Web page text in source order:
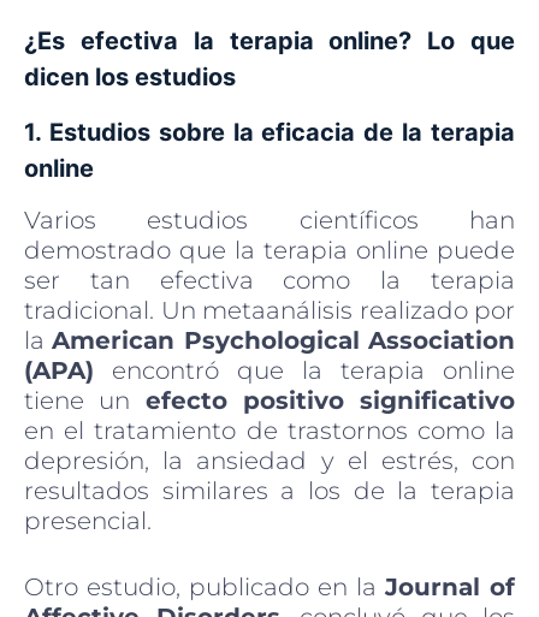
¿Es efectiva la terapia online? Lo que
dicen los estudios
1. Estudios sobre la eficacia de la terapia
online
Varios estudios científicos han
demostrado que la terapia online puede
ser tan efectiva como la terapia
tradicional. Un metaanálisis realizado por
laAmerican Psychological Association
(APA) encontró que la terapia online
tiene un efecto positivo significativo
en el tratamiento de trastornos como la
depresión, la ansiedad y el estrés, con
resultados similares a los de la terapia
presencial.
Otro estudio, publicado en la Journal of